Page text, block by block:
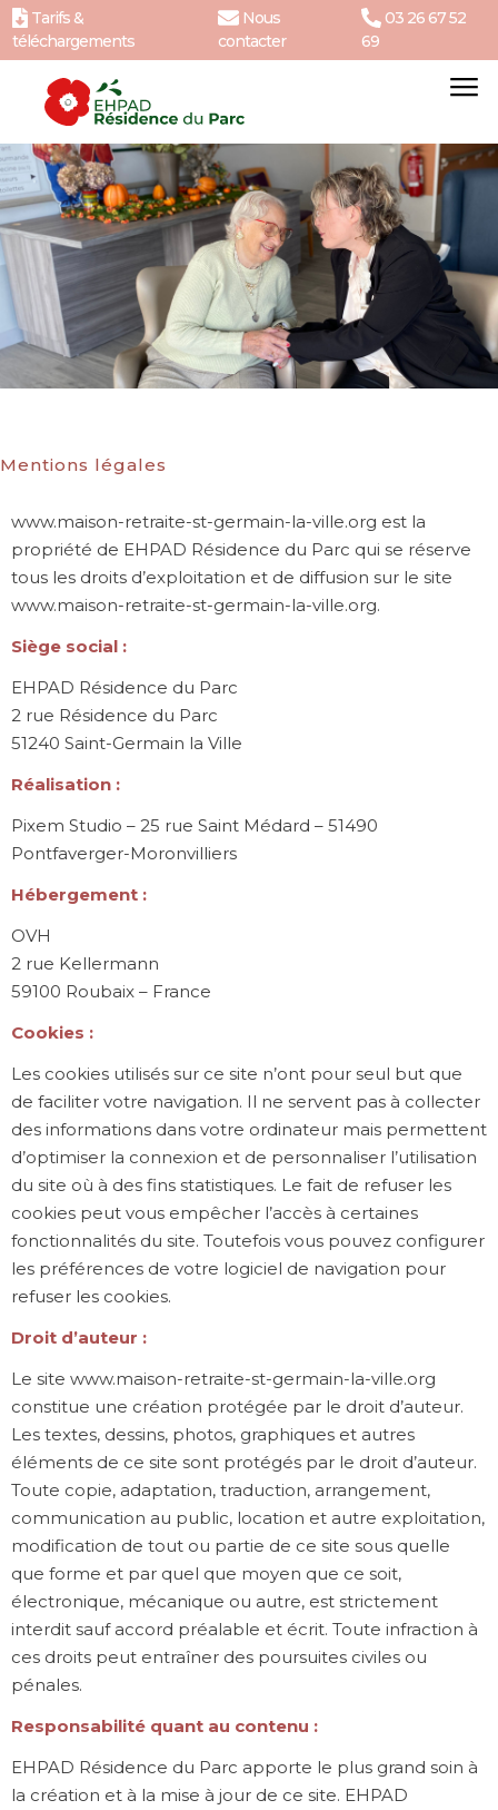
Tarifs &
téléchargements
Nous
contacter
03 26 67 52
69
Mentions légales
www.maison-retraite-st-germain-la-ville.org est la
propriété de EHPAD Résidence du Parc qui se réserve
tous les droits d’exploitation et de diffusion sur le site
www.maison-retraite-st-germain-la-ville.org.
Siège social :
EHPAD Résidence du Parc
2 rue Résidence du Parc
51240 Saint-Germain la Ville
Réalisation :
Pixem Studio – 25 rue Saint Médard – 51490
Pontfaverger-Moronvilliers
Hébergement :
OVH
2 rue Kellermann
59100 Roubaix – France
Cookies :
Les cookies utilisés sur ce site n’ont pour seul but que
de faciliter votre navigation. Il ne servent pas à collecter
des informations dans votre ordinateur mais permettent
d’optimiser la connexion et de personnaliser l’utilisation
du site où à des fins statistiques. Le fait de refuser les
cookies peut vous empêcher l’accès à certaines
fonctionnalités du site. Toutefois vous pouvez configurer
les préférences de votre logiciel de navigation pour
refuser les cookies.
Droit d’auteur :
Le site www.maison-retraite-st-germain-la-ville.org
constitue une création protégée par le droit d’auteur.
Les textes, dessins, photos, graphiques et autres
éléments de ce site sont protégés par le droit d’auteur.
Toute copie, adaptation, traduction, arrangement,
communication au public, location et autre exploitation,
modification de tout ou partie de ce site sous quelle
que forme et par quel que moyen que ce soit,
électronique, mécanique ou autre, est strictement
interdit sauf accord préalable et écrit. Toute infraction à
ces droits peut entraîner des poursuites civiles ou
pénales.
Responsabilité quant au contenu :
EHPAD Résidence du Parc apporte le plus grand soin à
la création et à la mise à jour de ce site. EHPAD